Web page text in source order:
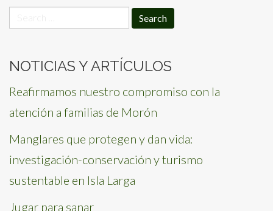
for:
NOTICIAS Y ARTÍCULOS
Reafirmamos nuestro compromiso con la
atención a familias de Morón
Manglares que protegen y dan vida:
investigación-conservación y turismo
sustentable en Isla Larga
Jugar para sanar